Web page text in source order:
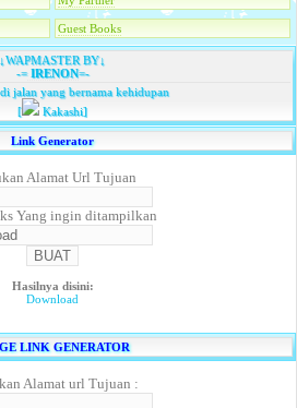
Guest Books
↓WAPMASTER BY↓
-=IRENON=-
jalan yang bernama kehidupan
[
Kakashi]
Link Generator
Alamat Url Tujuan
Yang ingin ditampilkan
Hasilnya disini:
Download
LINK GENERATOR
Alamat url Tujuan :